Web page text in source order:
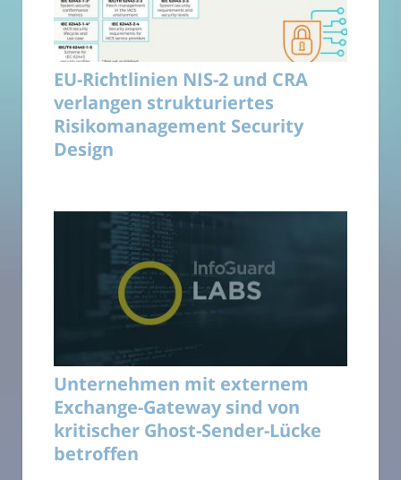
EU-Richtlinien NIS-2 und CRA
verlangen strukturiertes
Risikomanagement Security
Design
Unternehmen mit externem
Exchange-Gateway sind von
kritischer Ghost-Sender-Lücke
betroffen